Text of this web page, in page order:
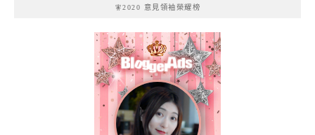
🧚2020 意見領袖榮耀榜